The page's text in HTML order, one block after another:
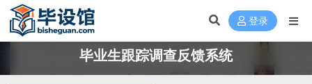
登录
毕业生跟踪调查反馈系统